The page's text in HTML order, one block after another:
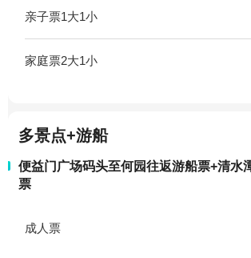
亲子票1大1小
家庭票2大1小
多景点+游船
便益门广场码头至何园往返游船票+清水
票
成人票